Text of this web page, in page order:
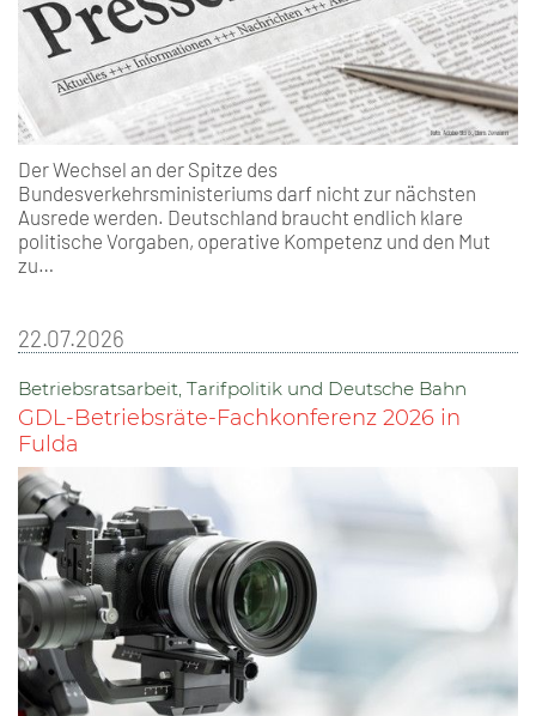
Der Wechsel an der Spitze des
Bundesverkehrsministeriums darf nicht zur nächsten
Ausrede werden. Deutschland braucht endlich klare
politische Vorgaben, operative Kompetenz und den Mut
zu…
22.07.2026
Betriebsratsarbeit, Tarifpolitik und Deutsche Bahn
GDL-Betriebsräte-Fachkonferenz 2026 in
Fulda